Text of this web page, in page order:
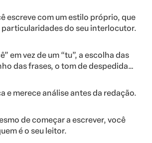
escreve com um estilo próprio, que
particularidades do seu interlocutor.
em vez de um “tu”, a escolha das
das frases, o tom de despedida…
e merece análise antes da redação.
de começar a escrever, você
é o seu leitor.